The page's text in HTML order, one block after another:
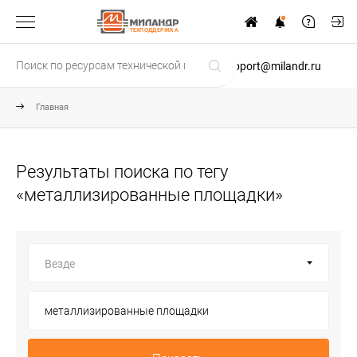
ТЕХПОДДЕРЖКА
support@milandr.ru
Главная
Результаты поиска по тегу
«металлизированные площадки»
Везде